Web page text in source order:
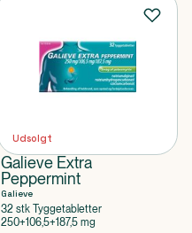
Udsolgt
Galieve Extra
Peppermint
Galieve
32 stk Tyggetabletter
250+106,5+187,5 mg